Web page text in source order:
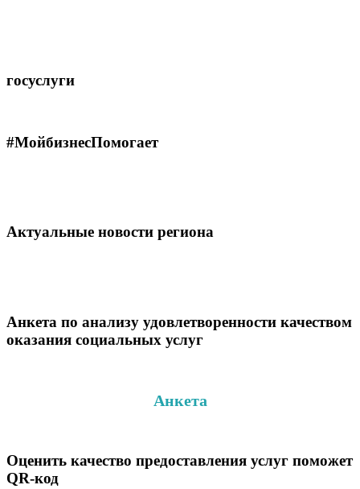
госуслуги
#МойбизнесПомогает
Актуальные новости региона
Анкета по анализу удовлетворенности качеством
оказания социальных услуг
Анкета
Оценить качество предоставления услуг поможет
QR-код